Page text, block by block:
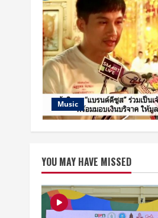
Music
YOU MAY HAVE MISSED